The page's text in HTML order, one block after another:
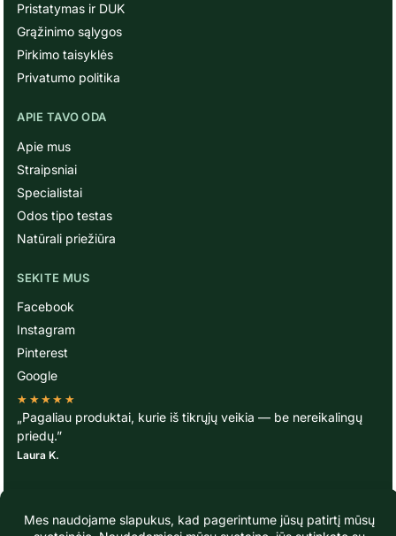
Pristatymas ir DUK
Grąžinimo sąlygos
Pirkimo taisyklės
Privatumo politika
APIE TAVO ODA
Apie mus
Straipsniai
Specialistai
Odos tipo testas
Natūrali priežiūra
SEKITE MUS
Facebook
Instagram
Pinterest
Google
★★★★★
„Pagaliau produktai, kurie iš tikrųjų veikia — be nereikalingų
priedų.”
Laura K.
© TavoOda.lt 2020-2026